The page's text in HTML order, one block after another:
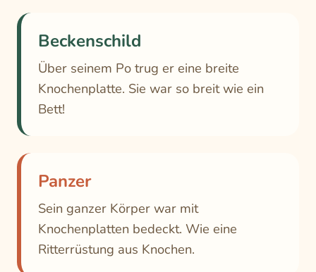
Beckenschild
Über seinem Po trug er eine breite
Knochenplatte. Sie war so breit wie ein
Bett!
Panzer
Sein ganzer Körper war mit
Knochenplatten bedeckt. Wie eine
Ritterrüstung aus Knochen.